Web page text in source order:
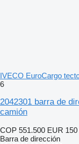
IVECO EuroCargo
6
2042301 barra de
camión
COP 551.500 EUR 150
Barra de dirección